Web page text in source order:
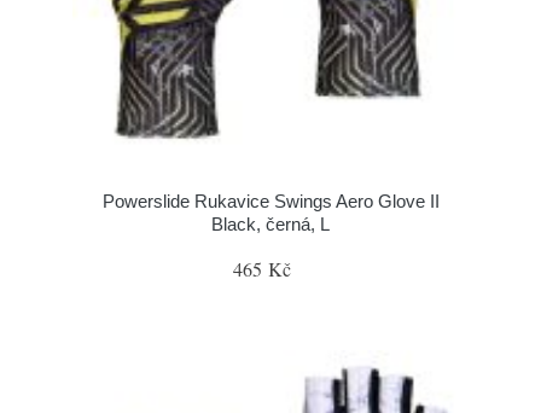
Powerslide Rukavice Swings Aero Glove II
Black, černá, L
465 Kč